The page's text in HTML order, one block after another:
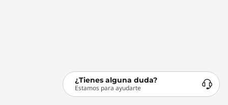
¿Tienes alguna duda?
Estamos para ayudarte